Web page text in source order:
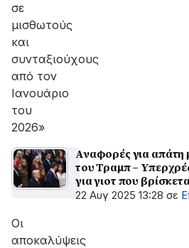
σε
μισθωτούς
και
συνταξιούχους
από τον
Ιανουάριο
του
2026»
Αναφορές για
του Τραμπ –
για γιοτ που
Πέραμα
22 Αυγ 2025 13:28 σε
Οι
αποκαλύψεις